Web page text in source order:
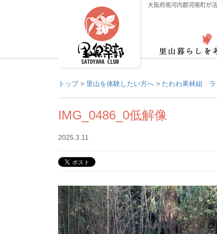
大阪府南河内郡河南町が
トップ> 里山を体験したい方へ > たわわ果林組
IMG_0486_0低解像
2025.3.11